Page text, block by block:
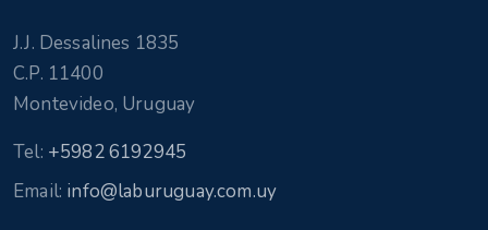
J.J. Dessalines 1835
C.P. 11400
Montevideo, Uruguay
Tel: +5982 6192945
Email: info@laburuguay.com.uy